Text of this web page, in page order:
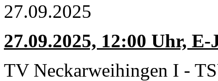
27.09.2025
27.09.2025, 12:00 Uhr,
TV Neckarweihingen I -